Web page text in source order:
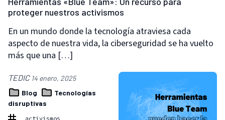
proteger nuestros activismos
En un mundo donde la tecnología atraviesa cada
aspecto de nuestra vida, la ciberseguridad se ha vuelto
más que una […]
TEDIC 14 enero, 2025
Blog
Tecnologías
disruptivas
activismos